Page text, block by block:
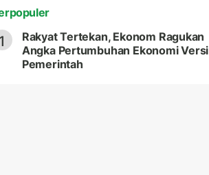
1
Rakyat Tertekan, Ekonom Ragukan
Angka Pertumbuhan Ekonomi Versi
Pemerintah